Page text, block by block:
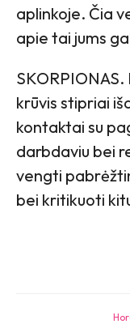
aplinkoje. Čia
apie tai jums
krūvis stipriai
kontaktai su
darbdaviu bei
vengti
bei kritikuoti